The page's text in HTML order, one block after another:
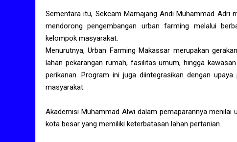
Sementara itu, Sekcam Mamajang Andi Muhammad Adri
mendorong pengembangan urban farming melalui
kelompok masyarakat.
Menurutnya, Urban Farming Makassar merupakan
lahan pekarangan rumah, fasilitas umum, hingga
perikanan. Program ini juga diintegrasikan dengan
masyarakat.
Akademisi Muhammad Alwi dalam pemaparannya
kota besar yang memiliki keterbatasan lahan pertanian.